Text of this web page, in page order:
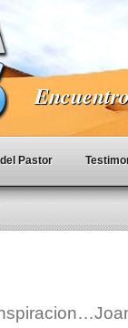
Pastor